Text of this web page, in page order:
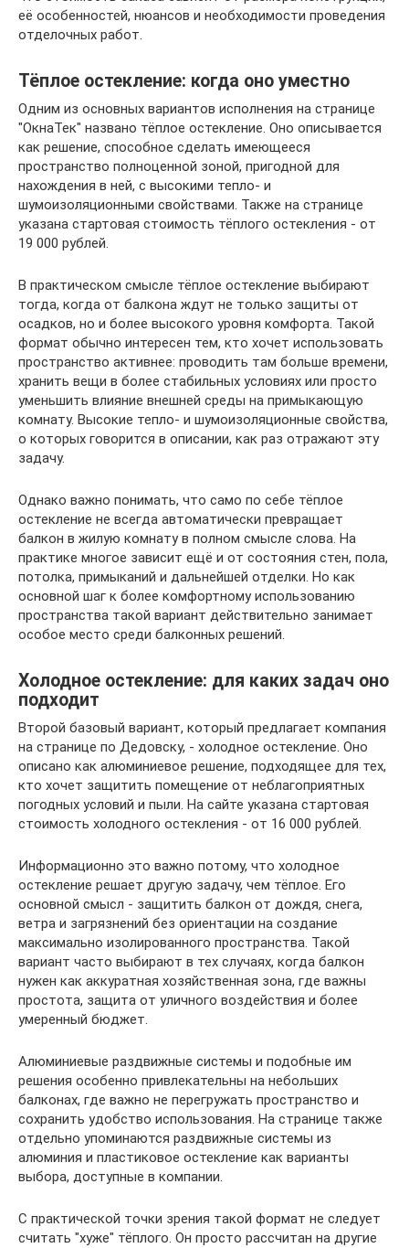
её особенностей, нюансов и необходимости проведения
отделочных работ.
Тёплое остекление: когда оно уместно
Одним из основных вариантов исполнения на странице
"ОкнаТек" названо тёплое остекление. Оно описывается
как решение, способное сделать имеющееся
пространство полноценной зоной, пригодной для
нахождения в ней, с высокими тепло- и
шумоизоляционными свойствами. Также на странице
указана стартовая стоимость тёплого остекления - от
19 000 рублей.
В практическом смысле тёплое остекление выбирают
тогда, когда от балкона ждут не только защиты от
осадков, но и более высокого уровня комфорта. Такой
формат обычно интересен тем, кто хочет использовать
пространство активнее: проводить там больше времени,
хранить вещи в более стабильных условиях или просто
уменьшить влияние внешней среды на примыкающую
комнату. Высокие тепло- и шумоизоляционные свойства,
о которых говорится в описании, как раз отражают эту
задачу.
Однако важно понимать, что само по себе тёплое
остекление не всегда автоматически превращает
балкон в жилую комнату в полном смысле слова. На
практике многое зависит ещё и от состояния стен, пола,
потолка, примыканий и дальнейшей отделки. Но как
основной шаг к более комфортному использованию
пространства такой вариант действительно занимает
особое место среди балконных решений.
Холодное остекление: для каких задач оно
подходит
Второй базовый вариант, который предлагает компания
на странице по Дедовску, - холодное остекление. Оно
описано как алюминиевое решение, подходящее для тех,
кто хочет защитить помещение от неблагоприятных
погодных условий и пыли. На сайте указана стартовая
стоимость холодного остекления - от 16 000 рублей.
Информационно это важно потому, что холодное
остекление решает другую задачу, чем тёплое. Его
основной смысл - защитить балкон от дождя, снега,
ветра и загрязнений без ориентации на создание
максимально изолированного пространства. Такой
вариант часто выбирают в тех случаях, когда балкон
нужен как аккуратная хозяйственная зона, где важны
простота, защита от уличного воздействия и более
умеренный бюджет.
Алюминиевые раздвижные системы и подобные им
решения особенно привлекательны на небольших
балконах, где важно не перегружать пространство и
сохранить удобство использования. На странице также
отдельно упоминаются раздвижные системы из
алюминия и пластиковое остекление как варианты
выбора, доступные в компании.
С практической точки зрения такой формат не следует
считать "хуже" тёплого. Он просто рассчитан на другие